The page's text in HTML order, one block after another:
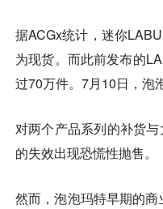
据ACGx统计，迷你
为现货。而此前发布的
过70万件。‌7月10日，泡
对两个产品系列的补货
的失效出现恐慌性抛售。‌
然而，泡泡玛特早期的